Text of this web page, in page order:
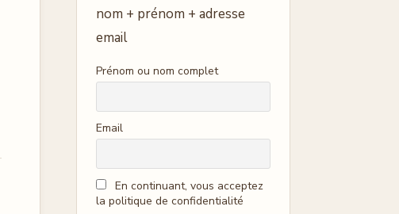
nom + prénom + adresse
email
Prénom ou nom complet
Email
En continuant, vous acceptez
la politique de confidentialité